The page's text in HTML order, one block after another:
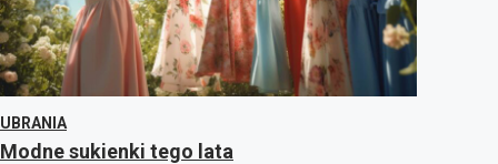
UBRANIA
Modne sukienki tego lata